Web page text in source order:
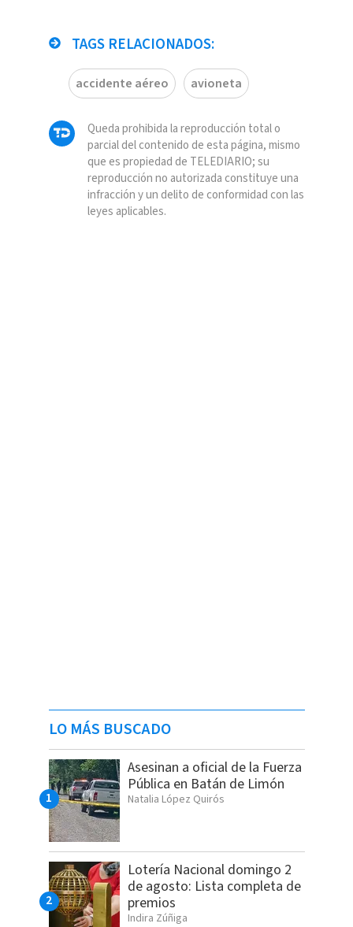
TAGS RELACIONADOS:
accidente aéreo avioneta
Queda prohibida la reproducción total o
parcial del contenido de esta página, mismo
que es propiedad de TELEDIARIO; su
reproducción no autorizada constituye una
infracción y un delito de conformidad con las
leyes aplicables.
LO MÁS BUSCADO
Asesinan a oficial de la Fuerza
Pública en Batán de Limón
Natalia López Quirós
Lotería Nacional domingo 2
de agosto: Lista completa de
premios
Indira Zúñiga